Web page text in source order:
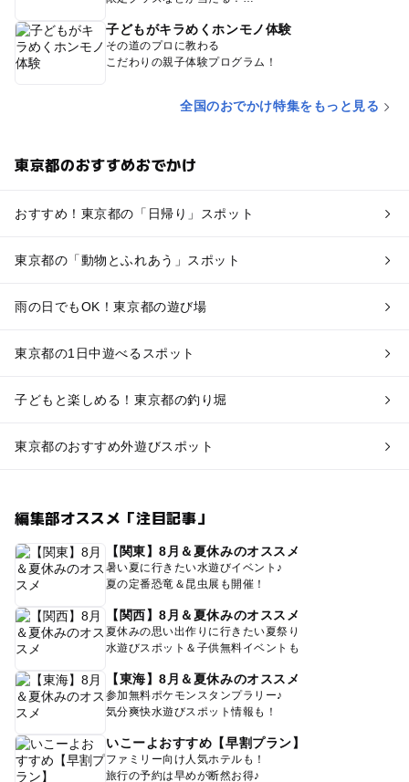
子どもがキラめくホンモノ体験
その道のプロに教わる
こだわりの親子体験プログラム！
全国のおでかけ特集をもっと見る
東京都のおすすめおでかけ
おすすめ！東京都の「日帰り」スポット
東京都の「動物とふれあう」スポット
雨の日でもOK！東京都の遊び場
東京都の1日中遊べるスポット
子どもと楽しめる！東京都の釣り堀
東京都のおすすめ外遊びスポット
編集部オススメ「注目記事」
【関東】8月＆夏休みのオススメ
暑い夏に行きたい水遊びイベント♪
夏の定番恐竜＆昆虫展も開催！
【関西】8月＆夏休みのオススメ
夏休みの思い出作りに行きたい夏祭り
水遊びスポット＆子供無料イベントも
【東海】8月＆夏休みのオススメ
参加無料ポケモンスタンプラリー♪
気分爽快水遊びスポット情報も！
いこーよおすすめ【早割プラン】
ファミリー向け人気ホテルも！
旅行の予約は早めが断然お得♪